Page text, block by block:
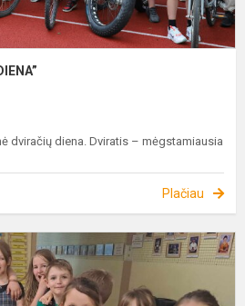
dviračių diena. Dviratis – mėgstamiausia
Plačiau